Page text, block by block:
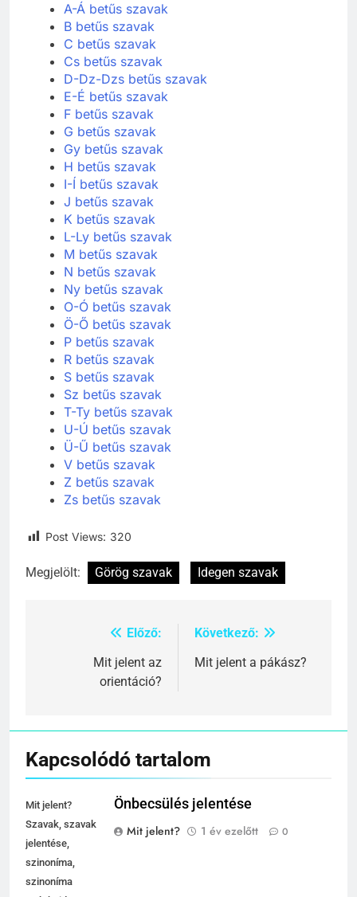
A-Á betűs szavak
B betűs szavak
C betűs szavak
Cs betűs szavak
D-Dz-Dzs betűs szavak
E-É betűs szavak
F betűs szavak
G betűs szavak
Gy betűs szavak
H betűs szavak
I-Í betűs szavak
J betűs szavak
K betűs szavak
L-Ly betűs szavak
M betűs szavak
N betűs szavak
Ny betűs szavak
O-Ó betűs szavak
Ö-Ő betűs szavak
P betűs szavak
R betűs szavak
S betűs szavak
Sz betűs szavak
T-Ty betűs szavak
U-Ú betűs szavak
Ü-Ű betűs szavak
V betűs szavak
Z betűs szavak
Zs betűs szavak
Post Views: 320
Megjelölt: Görög szavak Idegen szavak
Bejegyzés
navigáció
Előző:
Mit jelent az
orientáció?
Következő:
Mit jelent a pákász?
Kapcsolódó tartalom
Mit jelent?
Szavak, szavak
jelentése,
szinoníma,
szinoníma
Önbecsülés jelentése
Mit jelent?
1 év ezelőtt 0